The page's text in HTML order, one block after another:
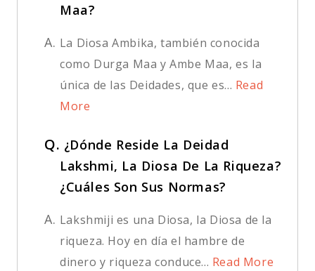
Maa?
A. La Diosa Ambika, también conocida
como Durga Maa y Ambe Maa, es la
única de las Deidades, que es... Read
More
Q. ¿Dónde Reside La Deidad
Lakshmi, La Diosa De La Riqueza?
¿Cuáles Son Sus Normas?
A. Lakshmiji es una Diosa, la Diosa de la
riqueza. Hoy en día el hambre de
dinero y riqueza conduce... Read More